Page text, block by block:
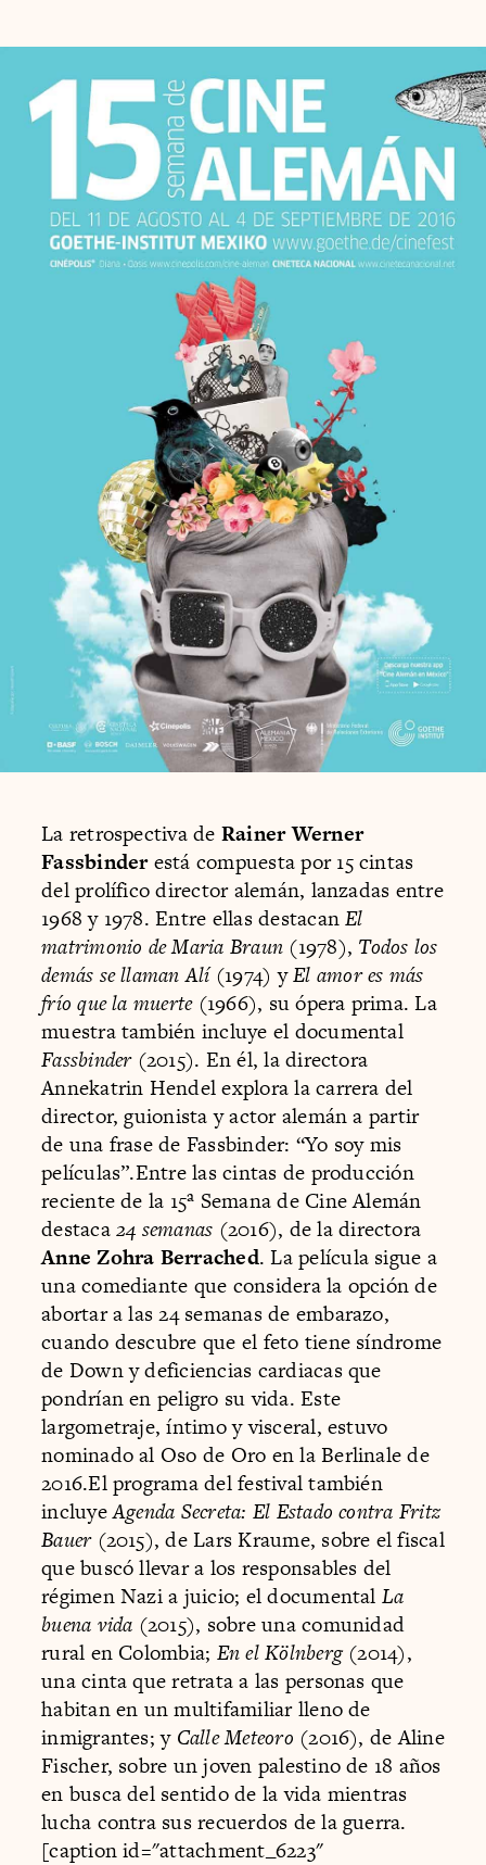
La retrospectiva de Rainer Werner
Fassbinderestá compuesta por 15 cintas
del prolífico director alemán, lanzadas entre
1968 y 1978. Entre ellas destacanEl
matrimonio de Maria Braun (1978), Todos los
demás se llaman Alí(1974) yEl amor es más
frío que la muerte(1966), su ópera prima. La
muestra también incluye el documental
Fassbinder (2015). En él, la directora
Annekatrin Hendel explora la carrera del
director, guionista y actor alemán a partir
de una frase de Fassbinder: “Yo soy mis
películas”.Entre las cintas de producción
reciente de la 15ª Semana de Cine Alemán
destaca24 semanas (2016), de la directora
Anne Zohra Berrached. La película sigue a
una comediante que considera la opción de
abortar a las 24 semanas de embarazo,
cuando descubre que el feto tiene síndrome
de Down y deficiencias cardiacas que
pondrían en peligro su vida. Este
largometraje, íntimo y visceral, estuvo
nominado al Oso de Oro en la Berlinale de
2016.El programa del festival también
incluyeAgenda Secreta: El Estado contra Fritz
Bauer(2015), de Lars Kraume, sobre el fiscal
que buscó llevar a los responsables del
régimen Nazi a juicio; el documental La
buena vida (2015), sobre una comunidad
rural en Colombia; En el Kölnberg(2014),
una cinta que retrata a las personas que
habitan en un multifamiliar lleno de
inmigrantes; y Calle Meteoro (2016), de Aline
Fischer, sobre un joven palestino de 18 años
en busca del sentido de la vida mientras
lucha contra sus recuerdos de la guerra.
[caption id="attachment_6223"